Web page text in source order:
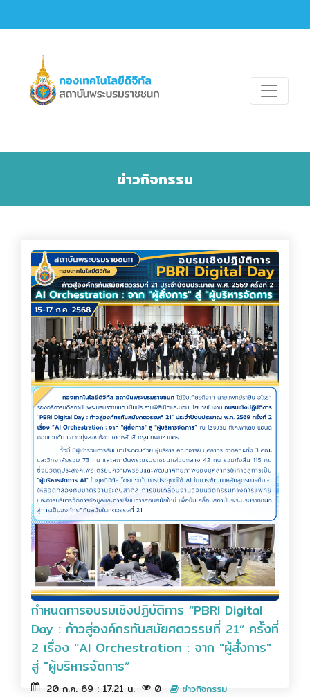
ข่าวกิจกรรม
กำหนดการอบรมเชิงปฏิบัติการ “PBRI Digital
Day : ก้าวสู่องค์กรทันสมัยศตวรรษที่ 21” ครั้งที่
2 เรื่อง “AI Orchestration : จาก "ผู้สั่งการ"
สู่ "ผู้บริหารจัดการ”
20 ก.ค. 69 : 17.21 น. 0 ข่าวกิจกรรม